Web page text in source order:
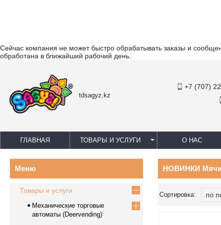
Сейчас компания не может быстро обрабатывать заказы и
обработана в ближайший рабочий день.
tdsagyz.kz
+7 (707)
ГЛАВНАЯ ТОВАРЫ И УСЛУГИ О НАС
НОВИНКИ
Товары и услуги
Механические торговые
автоматы (Deervending)